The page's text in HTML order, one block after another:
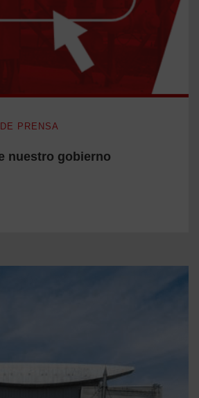
PRENSA
nuestro gobierno